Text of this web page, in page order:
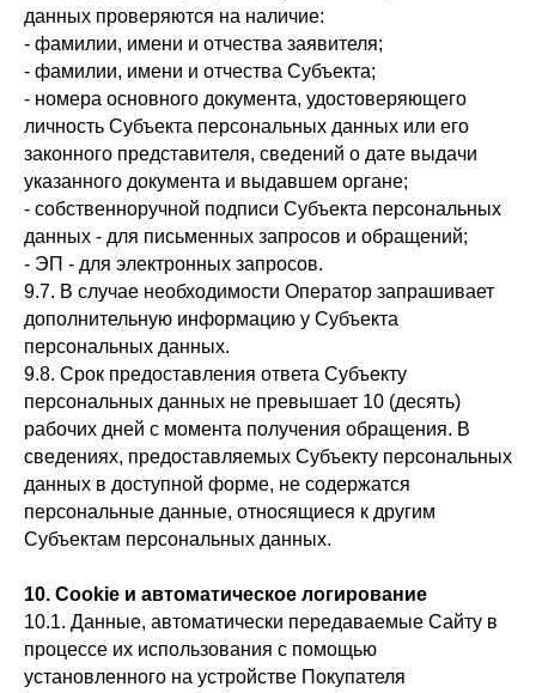
данных проверяются на наличие:
- фамилии, имени и отчества заявителя;
- фамилии, имени и отчества Субъекта;
- номера основного документа, удостоверяющего
личность Субъекта персональных данных или его
законного представителя, сведений о дате выдачи
указанного документа и выдавшем органе;
- собственноручной подписи Субъекта персональных
данных - для письменных запросов и обращений;
- ЭП - для электронных запросов.
9.7. В случае необходимости Оператор запрашивает
дополнительную информацию у Субъекта
персональных данных.
9.8. Срок предоставления ответа Субъекту
персональных данных не превышает 10 (десять)
рабочих дней с момента получения обращения. В
сведениях, предоставляемых Субъекту персональных
данных в доступной форме, не содержатся
персональные данные, относящиеся к другим
Субъектам персональных данных.
10. Cookie и автоматическое логирование
10.1. Данные, автоматически передаваемые Сайту в
процессе их использования с помощью
установленного на устройстве Покупателя